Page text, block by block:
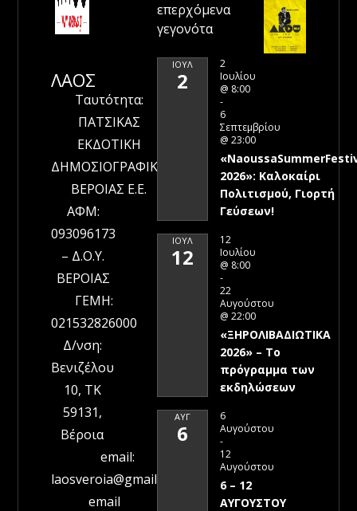
ΛΑΟΣ
Ταυτότητα:
ΠΑΤΣΙΚΑΣ
ΕΚΔΟΤΙΚΗ
ΔΗΜΟΣΙΟΓΡΑΦΙΚΗ
ΒΕΡΟΙΑΣ Ε.Ε.
ΑΦΜ:
093096173
– Δ.Ο.Υ.
ΒΕΡΟΙΑΣ
ΓΕΜΗ:
021532826000
Δ/νση:
Βενιζέλου
10, ΤΚ
59131,
Βέροια
email:
laosveroia@gmail.com
email
επερχόμενα
γεγονότα
ΙΟΎΛ
2
2
Ιουλίου
@ 8:00
-
6
Σεπτεμβρίου
@ 23:00
2026»: Καλοκαίρι
Πολιτισμού, Γιορτή
Γεύσεων!
ΙΟΎΛ
12
12
Ιουλίου
@ 8:00
-
22
Αυγούστου
@ 22:00
«ΞΗΡΟΛΙΒΑΔΙΩΤΙΚΑ
2026» – To
πρόγραμμα των
εκδηλώσεων
ΑΥΓ
6
6
Αυγούστου
-
12
Αυγούστου
6 – 12
ΑΥΓΟΥΣΤΟΥ